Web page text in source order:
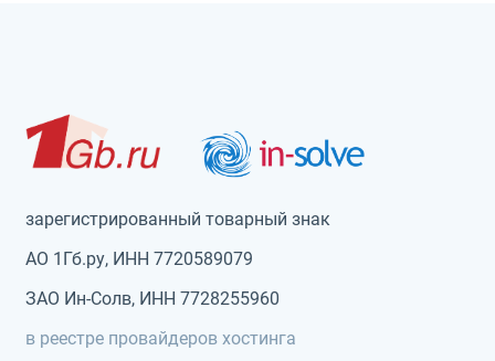
зарегистрированный товарный знак
АО 1Гб.ру, ИНН 7720589079
ЗАО Ин-Солв, ИНН 7728255960
в реестре провайдеров хостинга